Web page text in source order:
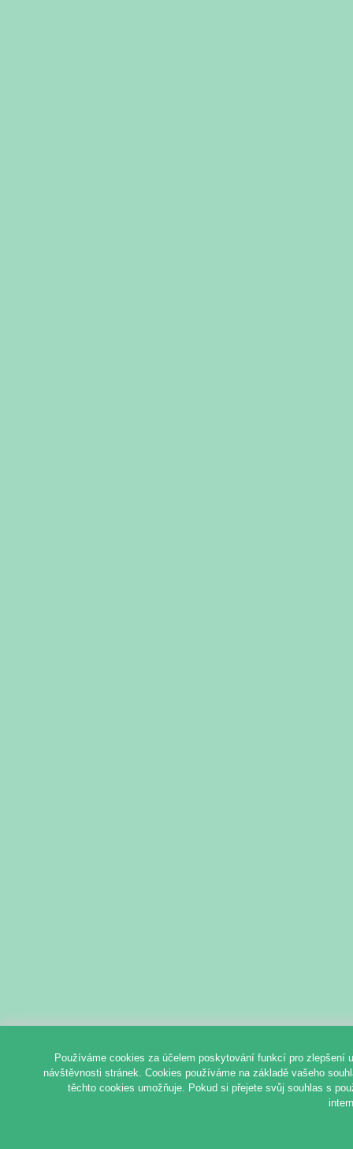
Používáme cookies za účelem poskytování funkcí pro zlepšení
návštěvnosti stránek. Cookies používáme na základě vašeho
těchto cookies umožňuje. Pokud si přejete svůj souhlas s